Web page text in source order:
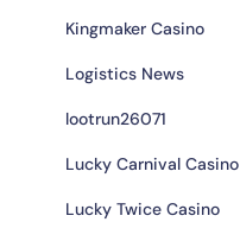
Kingmaker Casino
Logistics News
lootrun26071
Lucky Carnival Casino
Lucky Twice Casino